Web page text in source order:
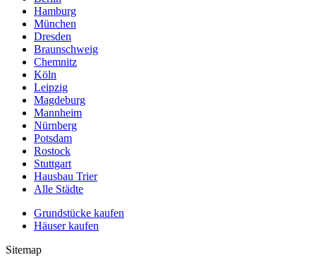
Hamburg
München
Dresden
Braunschweig
Chemnitz
Köln
Leipzig
Magdeburg
Mannheim
Nürnberg
Potsdam
Rostock
Stuttgart
Hausbau Trier
Alle Städte
Grundstücke kaufen
Häuser kaufen
Sitemap